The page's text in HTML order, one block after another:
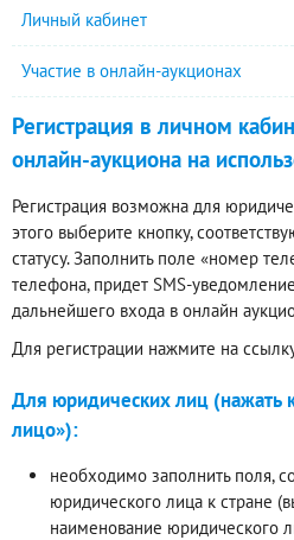
Личный кабинет
Участие в онлайн-аукционах
Регистрация в личном
онлайн-аукциона на
Регистрация возможна для
этого выберите кнопку,
статусу. Заполнить поле «номер
телефона, придет SMS-
дальнейшего входа в онлайн
Для регистрации нажмите на
Для юридических лиц (нажать
лицо»):
необходимо заполнить поля,
юридического лица к стране
наименование юридического